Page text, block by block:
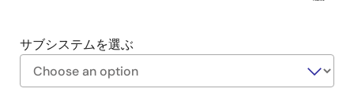
サブシステムを選ぶ